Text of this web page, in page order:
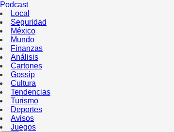
Podcast
Local
Seguridad
México
Mundo
Finanzas
Análisis
Cartones
Gossip
Cultura
Tendencias
Turismo
Deportes
Avisos
Juegos